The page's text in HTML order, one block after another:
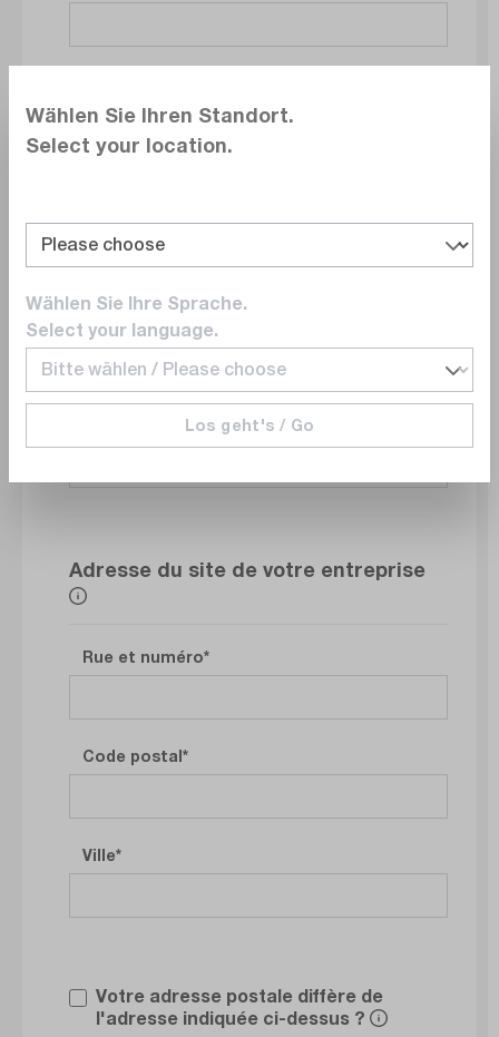
E-mail
Numéro de téléphone
Adresse du site de votre entreprise
Rue et numéro
Code postal
Ville
Votre adresse postale diffère de
l'adresse indiquée ci-dessus ?
Wählen Sie Ihren Standort.
Select your location.
Wählen Sie Ihre Sprache.
Select your language.
Los geht's / Go